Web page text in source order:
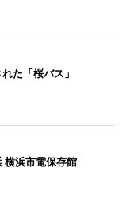
た「桜バス」
横浜市電保存館